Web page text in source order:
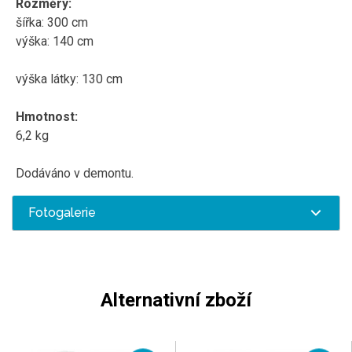
Rozměry:
šířka: 300 cm
výška: 140 cm
výška látky: 130 cm
Hmotnost:
6,2 kg
Dodáváno v demontu.
Fotogalerie
Alternativní zboží